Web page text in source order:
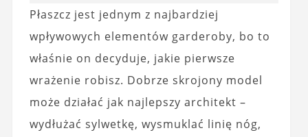
Płaszcz jest jednym z najbardziej
wpływowych elementów garderoby, bo to
właśnie on decyduje, jakie pierwsze
wrażenie robisz. Dobrze skrojony model
może działać jak najlepszy architekt –
wydłużać sylwetkę, wysmuklać linię nóg,